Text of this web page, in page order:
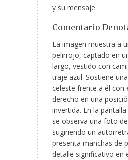
y su mensaje.
Comentario
La imagen muestra a
pelirrojo, captado en
largo, vestido con
traje azul. Sostiene
celeste frente a él con
derecho en una
invertida. En la
se observa una foto
sugiriendo un
presenta manchas de
detalle significativo en